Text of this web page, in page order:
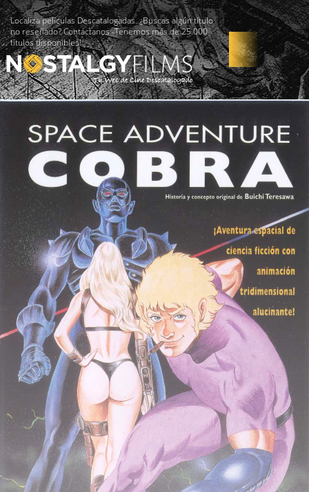
Localiza películas Descatalogadas. ¿Buscas algún título
no reseñado? Contáctanos -Tenemos más de 25.000
títulos disponibles!